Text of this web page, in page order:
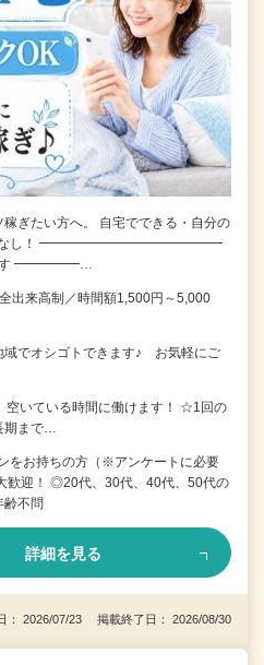
ぎたい方へ。 自宅でできる・自分の
マなし！ ━━━━━━━━━━━━━━
す ━━━━━…
出来高制／時間額1,500円～5,000
域でオシゴトできます♪ お気軽にご
空いている時間に働けます！ ☆1回の
期まで…
をお持ちの方（※アンケートに必要
歓迎！ ◎20代、30代、40代、50代の
不問
詳細を見る
： 2026/07/23 掲載終了日： 2026/08/30